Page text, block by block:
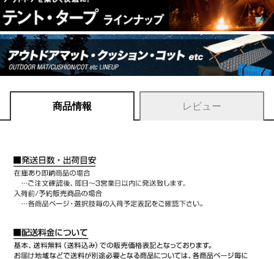
商品情報 レビュー